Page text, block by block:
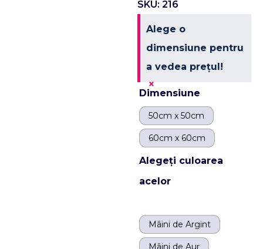
SKU: 216
Alege o
dimensiune pentru
a vedea prețul!
×
Dimensiune
50cm x 50cm
60cm x 60cm
Alegeți culoarea
acelor
Mâini de Argint
Mâini de Aur